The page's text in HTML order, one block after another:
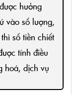
hưởng
vào số lượng,
số tiền chiết
tính điều
hoá, dịch vụ